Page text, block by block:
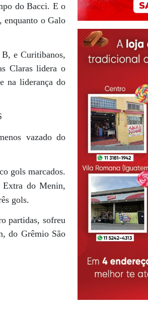
do Bacci. E o
enquanto o Galo
e Curitibanos,
Claras lidera o
na liderança do
vazado do
gols marcados.
Extra do Menin,
gols.
partidas, sofreu
do Grêmio São